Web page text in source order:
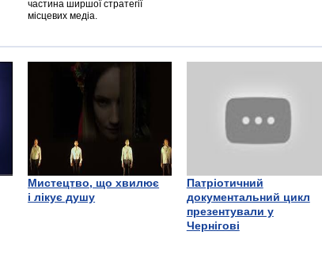
частина ширшої стратегії
місцевих медіа.
Мистецтво, що хвилює
і лікує душу
Патріотичний
документальний цикл
презентували у
Чернігові